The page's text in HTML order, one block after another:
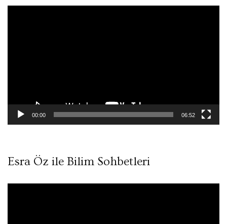
00:00 06:52
Esra Öz ile Bilim Sohbetleri